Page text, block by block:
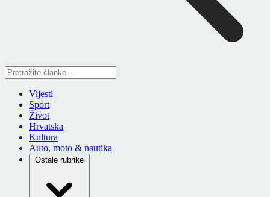
Vijesti
Sport
Život
Hrvatska
Kultura
Auto, moto & nautika
Ostale rubrike